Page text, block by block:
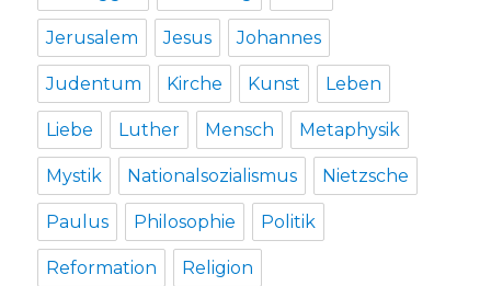
Jerusalem Jesus Johannes
Judentum Kirche Kunst Leben
Liebe Luther Mensch Metaphysik
Mystik Nationalsozialismus Nietzsche
Paulus Philosophie Politik
Reformation Religion